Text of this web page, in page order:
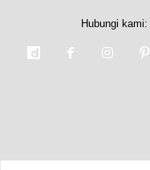
Hubungi kami: